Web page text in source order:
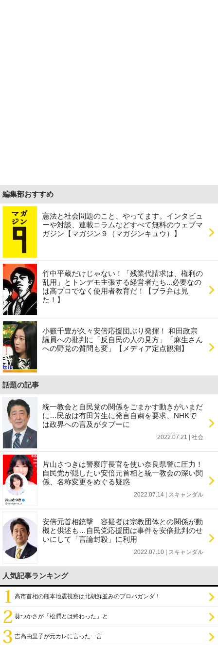
編集部おすすめ
憲法と社会問題のこと、やってます。インタビュ
ーや対談、連載コラムなどすべて無料のウェブマ
ガジン【マガジン９（マガジンキュウ）】
竹中平蔵だけじゃない！「残業代請求は、権利の
乱用」とトンデモ主張する経営者たち...必要なの
は高プロでなく使用者教育だ！【ブラ弁は見
た！】
小籔千豊が久々安倍応援団ぶり発揮！ 和田政宗
議員への批判に「反自民の人の見方」「麻生さん
への野党の質問も変」【メディア定点観測】
話題の記事
統一教会と自民党の関係をごまかす動きがいまだ
に…民放は有田芳生に発言自粛を要求、NHKで
は政界への言及がタブーに
2022.07.21 | 社会
片山さつきは警察庁長官を使い奈良県警に圧力！
自民党が隠したい安倍元首相と統一教会の深い関
係、名称変更をめぐる疑惑
2022.07.14 | スキャンダル
安倍元首相銃撃 容疑者は宗教団体との関係が動
機と供述も…自民党応援団は事件を安倍批判のせ
いにして「言論封殺」に利用
2022.07.10 | スキャンダル
人気記事ランキング
高市首相の熊本地震視察は北朝鮮並みのプロパガンダ！
葵つかさが「松潤とは終わった」と
吉高由里子が元カレに言った一言